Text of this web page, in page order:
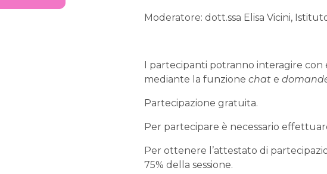
Moderatore: dott.ssa Elisa Vicini,
I partecipanti potranno interagire
mediante la funzione chat e
Partecipazione gratuita.
Per partecipare è necessario
Per ottenere l’attestato di
75% della sessione.